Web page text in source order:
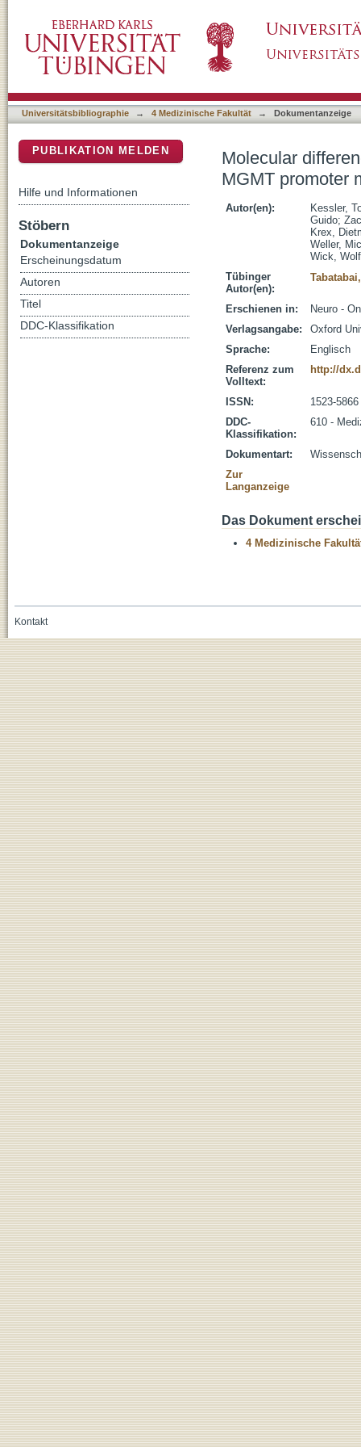
Universitätsbibliographie → 4 Medizinische Fakultät → Dokumentanzeige
Molecular
MGMT promoter
Autor(en):
Kessler,
Guido;
Krex,
Weller,
Wick,
Tübinger
Autor(en):
Erschienen in:
Neuro -
Verlagsangabe:
Oxford
Sprache:
Englisch
Referenz zum
Volltext:
http://
ISSN:
1523-5866
DDC-
Klassifikation:
610 -
Dokumentart:
Zur
Langanzeige
Das Dokument
4 Medizinische
PUBLIKATION MELDEN
Hilfe und Informationen
Stöbern
Dokumentanzeige
Erscheinungsdatum
Autoren
Titel
DDC-Klassifikation
Kontakt